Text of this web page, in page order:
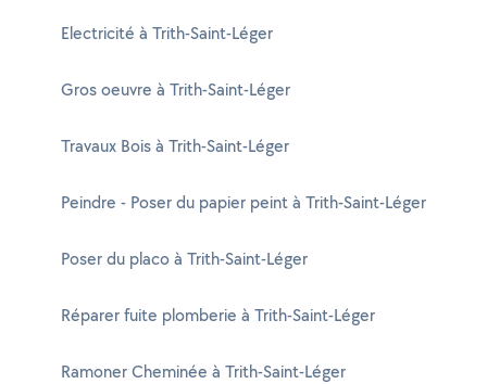
Electricité à Trith-Saint-Léger
Gros oeuvre à Trith-Saint-Léger
Travaux Bois à Trith-Saint-Léger
Peindre - Poser du papier peint à Trith-Saint-Léger
Poser du placo à Trith-Saint-Léger
Réparer fuite plomberie à Trith-Saint-Léger
Ramoner Cheminée à Trith-Saint-Léger